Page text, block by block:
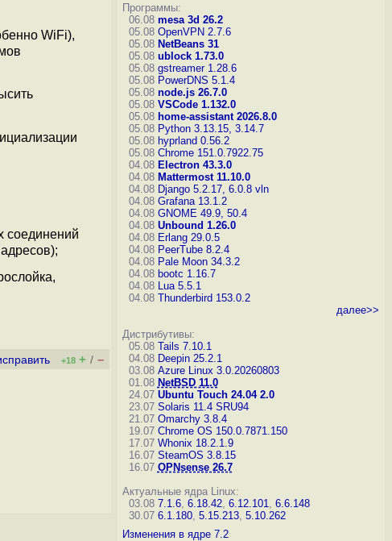
WiFi),
соединений
+18 + / –
Программы:
06.08 mesa 3d 26.2
05.08 OpenVPN 2.7.6
05.08 NetBeans 31
05.08 ublock 1.73.0
05.08 gstreamer 1.28.6
05.08 PowerDNS 5.1.4
05.08 node.js 26.7.0
05.08 VSCode 1.132.0
05.08 home-assistant 2026.8.0
05.08 Python 3.13.15, 3.14.7
05.08 hyprland 0.56.2
05.08 Chrome 151.0.7922.75
04.08 Electron 43.3.0
04.08 Mattermost 11.10.0
04.08 Django 5.2.17, 6.0.8 vln
04.08 Grafana 13.1.2
04.08 GNOME 49.9, 50.4
04.08 Unbound 1.26.0
04.08 Erlang 29.0.5
04.08 PeerTube 8.2.4
04.08 Pale Moon 34.3.2
04.08 bootc 1.16.7
04.08 Lua 5.5.1
04.08 Thunderbird 153.0.2
далее>>
Дистрибутивы:
05.08 Tails 7.10.1
04.08 Deepin 25.2.1
03.08 Azure Linux 3.0.20260803
01.08 NetBSD 11.0
24.07 Ubuntu Touch 24.04 2.0
23.07 Solaris 11.4 SRU94
21.07 Omarchy 3.8.4
19.07 Chrome OS 150.0.7871.150
17.07 Whonix 18.2.1.9
16.07 SteamOS 3.8.15
16.07 OPNsense 26.7
Актуальные ядра Linux:
03.08 7.1.6, 6.18.42, 6.12.101, 6.6.148
30.07 6.1.180, 5.15.213, 5.10.262
Изменения в ядре 7.2